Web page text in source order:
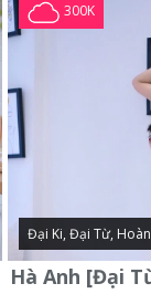
300K
Đại Ki, Đại Từ,